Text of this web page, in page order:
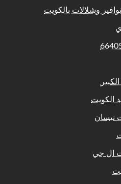
وشلالات بالكويت
الكويت
نيسان
ال جي